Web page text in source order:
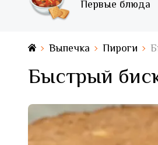
Первые блюда
Выпечка Пироги
Быстрый